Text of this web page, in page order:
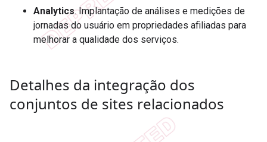
Analytics. Implantação de análises e medições de
jornadas do usuário em propriedades afiliadas para
melhorar a qualidade dos serviços.
Detalhes da integração dos
conjuntos de sites relacionados